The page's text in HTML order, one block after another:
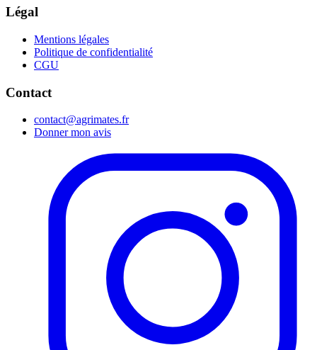
Légal
Mentions légales
Politique de confidentialité
CGU
Contact
contact@agrimates.fr
Donner mon avis